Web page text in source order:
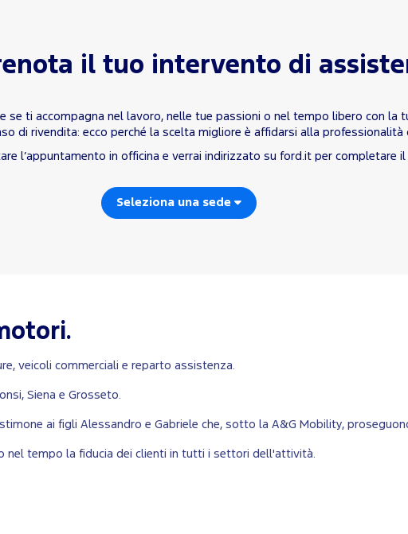
il tuo intervento di
ti accompagna nel lavoro, nelle tue passioni o nel tempo libero con la
di rivendita: ecco perché la scelta migliore è affidarsi alla professionalità
l’appuntamento in officina e verrai indirizzato su ford.it per completare
Seleziona una sede
veicoli commerciali e reparto assistenza.
Siena e Grosseto.
ai figli Alessandro e Gabriele che, sotto la A&G Mobility,
nel tempo la fiducia dei clienti in tutti i settori dell'attività.